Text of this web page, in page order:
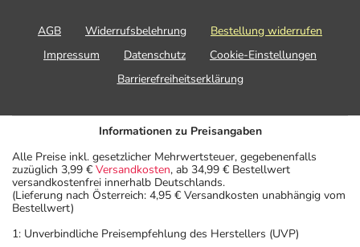
Nehmen Sie das Arzneimittel mit Flüssigkeit (z.B. 1 Glas
Dauer der Anwendung?
Beschwerde und/oder Dauer der Erkrankung und wird
deshalb nur von Ihrem Arzt bestimmt.
Überdosierung?
Bei einer Überdosierung kann es zu einer verlängerten
Blutungszeit mit anschließenden
Blutungskomplikationen kommen. Setzen Sie sich bei
AGB Widerrufsbelehrung
Bestellung widerrufen
Impressum
Datenschutz
Cookie-Einstellungen
Barrierefreiheitserklärung
Informationen zu Preisangaben
Alle Preise inkl. gesetzlicher Mehrwertsteuer, gegebenenfalls
zuzüglich 3,99 € Versandkosten, ab 34,99 € Bestellwert
versandkostenfrei innerhalb Deutschlands.
(Lieferung nach Österreich: 4,95 € Versandkosten unabhängig vom
Bestellwert)
1: Unverbindliche Preisempfehlung des Herstellers (UVP)